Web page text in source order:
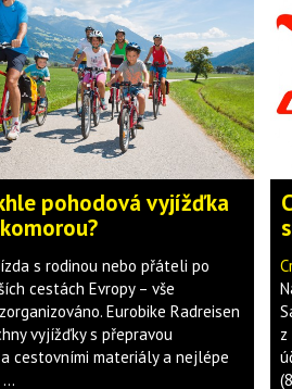
pohodová vyjížďka
s rodinou nebo přáteli po
cestách Evropy – vše
Eurobike Radreisen
vyjížďky s přepravou
cestovními materiály a nejlépe